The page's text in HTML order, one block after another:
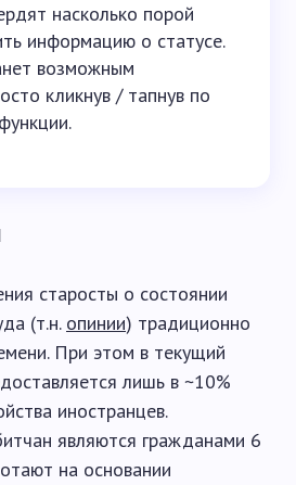
насколько порой
информацию о статусе.
возможным
кликнув / тапнув по
старосты о состоянии
(т.н. опинии) традиционно
При этом в текущий
лишь в ~10%
иностранцев.
являются гражданами 6
на основании